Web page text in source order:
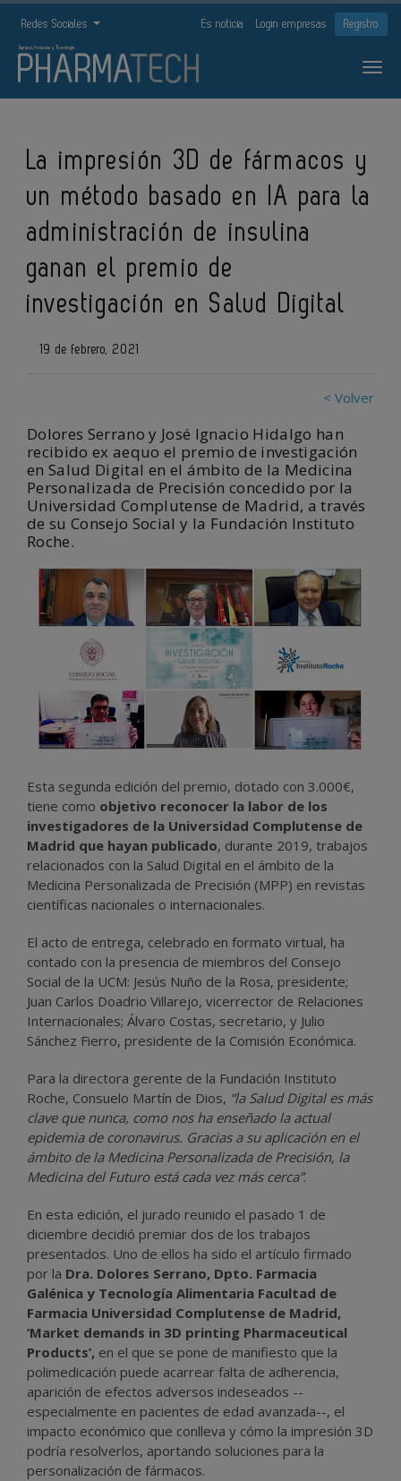
Redes Sociales Es noticia Login empresas Registro
La impresión 3D de fármacos y
un método basado en IA para la
administración de insulina
ganan el premio de
investigación en Salud Digital
19 de febrero, 2021
< Volver
Dolores Serrano y José Ignacio Hidalgo han
recibido ex aequo el premio de investigación
en Salud Digital en el ámbito de la Medicina
Personalizada de Precisión concedido por la
Universidad Complutense de Madrid, a través
de su Consejo Social y la Fundación Instituto
Roche.
Esta segunda edición del premio, dotado con 3.000€,
tiene como objetivo reconocer la labor de los
investigadores de la Universidad Complutense de
Madrid que hayan publicado, durante 2019, trabajos
relacionados con la Salud Digital en el ámbito de la
Medicina Personalizada de Precisión (MPP) en revistas
científicas nacionales o internacionales.
El acto de entrega, celebrado en formato virtual, ha
contado con la presencia de miembros del Consejo
Social de la UCM: Jesús Nuño de la Rosa, presidente;
Juan Carlos Doadrio Villarejo, vicerrector de Relaciones
Internacionales; Álvaro Costas, secretario, y Julio
Sánchez Fierro, presidente de la Comisión Económica.
Para la directora gerente de la Fundación Instituto
Roche, Consuelo Martín de Dios, “la Salud Digital es más
clave que nunca, como nos ha enseñado la actual
epidemia de coronavirus. Gracias a su aplicación en el
ámbito de la Medicina Personalizada de Precisión, la
Medicina del Futuro está cada vez más cerca”.
En esta edición, el jurado reunido el pasado 1 de
diciembre decidió premiar dos de los trabajos
presentados. Uno de ellos ha sido el artículo firmado
por la Dra. Dolores Serrano, Dpto. Farmacia
Galénica y Tecnología Alimentaria Facultad de
Farmacia Universidad Complutense de Madrid,
‘Market demands in 3D printing Pharmaceutical
Products’, en el que se pone de manifiesto que la
polimedicación puede acarrear falta de adherencia,
aparición de efectos adversos indeseados --
especialmente en pacientes de edad avanzada--, el
impacto económico que conlleva y cómo la impresión 3D
podría resolverlos, aportando soluciones para la
personalización de fármacos.